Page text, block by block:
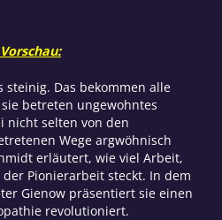
steinig. Das bekommen alle
betreten ungewohntes
nicht selten von den
Wege argwöhnisch
erläutert, wie viel Arbeit,
Pionierarbeit steckt. In dem
Gienow präsentiert sie einen
revolutioniert.